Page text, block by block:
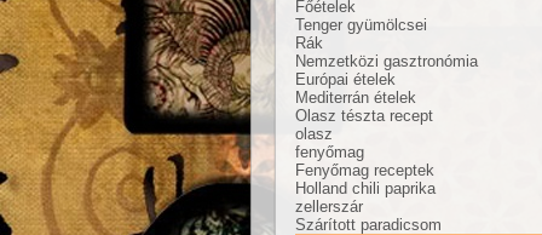
Főételek
Tenger gyümölcsei
Rák
Nemzetközi gasztronómia
Európai ételek
Mediterrán ételek
Olasz tészta recept
olasz
fenyőmag
Fenyőmag receptek
Holland chili paprika
zellerszár
Szárított paradicsom